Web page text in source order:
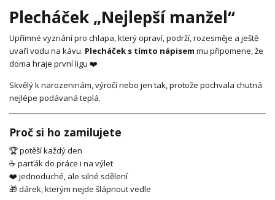
Plecháček „Nejlepší manžel“
Upřímné vyznání pro chlapa, který opraví, podrží, rozesměje a ještě
uvaří vodu na kávu. Plecháček s tímto nápisem mu připomene, že
doma hraje první ligu ❤️
Skvělý k narozeninám, výročí nebo jen tak, protože pochvala chutná
nejlépe podávaná teplá.
Proč si ho zamilujete
🏆 potěší každý den
☕ parťák do práce i na výlet
❤️ jednoduché, ale silné sdělení
🎁 dárek, kterým nejde šlápnout vedle